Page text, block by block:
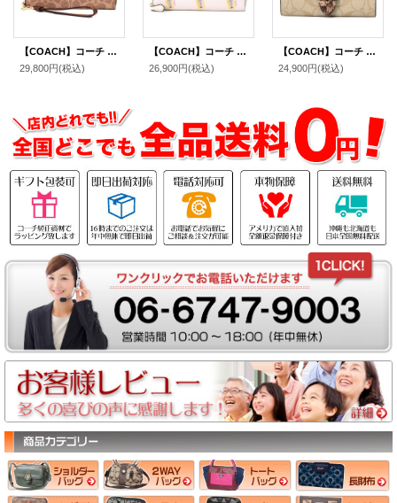
【COACH】コーチ 長財布 コーティングキャンバス レザー シグネチャー リストレット ロング ジップ アラウンド 長財布 タン×ブラウン（日本未発売）
29,800円(税込)
【COACH】コーチ コーティングキャンバス スムースレザー リップスティック 口紅 プリント アコーディオン ジップ ウォレット 長財布 チャークマルチ（日本未発売）
26,900円(税込)
【COACH】コーチ コーティングキャンバス レザー シグネチャー スネーク パイソン クリオ ミディアム ウォレット 二つ折り財布 ライトカーキチャークマルチ（日本未発売）
24,900円(税込)